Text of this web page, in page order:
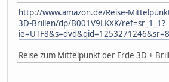
http://www.amazon.de/Reise-
3D-Brillen/dp/B001V9LKXK/ref=sr_1_1?
Reise zum Mittelpunkt der Erde 3D +